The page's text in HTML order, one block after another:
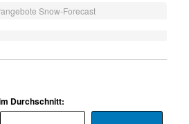
Snow-Forecast
Durchschnitt: